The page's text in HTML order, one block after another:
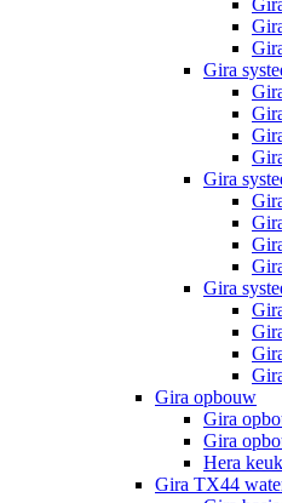
Gira
Gira
Gira
Gira opbouw
Gira
Gira
Hera
Gira TX44